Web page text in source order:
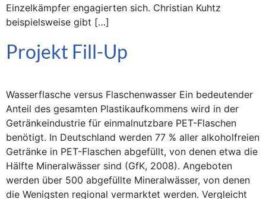
Einzelkämpfer engagierten sich. Christian Kuhtz
beispielsweise gibt […]
Projekt Fill-Up
Wasserflasche versus Flaschenwasser Ein bedeutender
Anteil des gesamten Plastikaufkommens wird in der
Getränkeindustrie für einmalnutzbare PET-Flaschen
benötigt. In Deutschland werden 77 % aller alkoholfreien
Getränke in PET-Flaschen abgefüllt, von denen etwa die
Hälfte Mineralwässer sind (GfK, 2008). Angeboten
werden über 500 abgefüllte Mineralwässer, von denen
die Wenigsten regional vermarktet werden. Vergleicht